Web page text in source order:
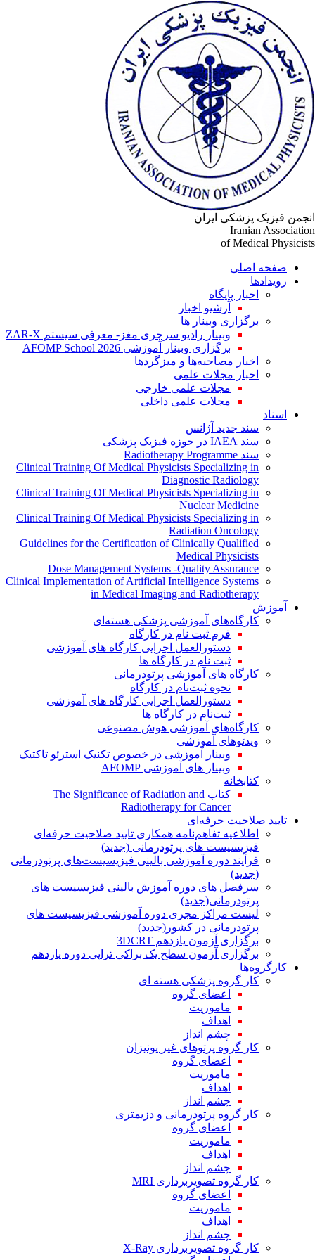
فیزیک پزشکی ایران
Iranian
of Medical
صفحه اصلی
رویدادها
اخبار پایگاه
آرشیو اخبار
برگزاری وبینار ها
وبینار رادیو سرجری مغز- معرفی سیستم ZAR-X
برگزاری وبینار آموزشی AFOMP School 2026
اخبار مصاحبه‌ها و میزگردها
اخبار مجلات علمی
مجلات علمی خارجی
مجلات علمی داخلی
اسناد
سند جدید آژانس
سند IAEA در حوزه فیزیک پزشکی
سند Radiotherapy Programme
Clinical Training Of Medical Physicists Specializing in
Diagnostic Radiology
Clinical Training Of Medical Physicists Specializing in
Nuclear Medicine
Clinical Training Of Medical Physicists Specializing in
Radiation Oncology
Guidelines for the Certification of Clinically Qualified
Medical Physicists
Dose Management Systems -Quality Assurance
Clinical Implementation of Artificial Intelligence Systems
in Medical Imaging and Radiotherapy
آموزش
کارگاه‌های آموزشی پزشکی هسته‌ای
فرم ثبت نام در کارگاه
دستورالعمل اجرایی کارگاه های آموزشی
ثبت نام در کارگاه ها
کارگاه های آموزشی پرتودرمانی
نحوه ثبت‌نام در کارگاه
دستورالعمل اجرایی کارگاه های آموزشی
ثبت‌نام در کارگاه ها
کارگاه‌های آموزشی هوش مصنوعی
ویدئوهای آموزشی
وبینار آموزشی در خصوص تکنیک استرئو تاکتیک
وبینار های آموزشی AFOMP
کتابخانه
کتاب The Significance of Radiation and
Radiotherapy for Cancer
تایید صلاحیت حرفه‌ای
اطلاعیه تفاهم‌نامه همکاری تایید صلاحیت حرفه‌ای
فیزیسیست های پرتودرمانی (جدید)
فرآیند دوره آموزشی بالینی فیزیسیست‌های پرتودرمانی
(جدید)
سرفصل های دوره آموزش بالینی فیزیسیست های
پرتودرمانی(جدید)
لیست مراکز مجری دوره آموزشی فیزیسیست های
پرتودرمانی در کشور(جدید)
برگزاری آزمون یازدهم 3DCRT
برگزاری آزمون سطح یک براکی تراپی دوره یازدهم
کارگروه‌ها
کار گروه پزشکی هسته ای
اعضای گروه
ماموریت
اهداف
چشم انداز
کار گروه پرتوهای غیر یونیزان
اعضای گروه
ماموریت
اهداف
چشم انداز
کار گروه پرتودرمانی و دزیمتری
اعضای گروه
ماموریت
اهداف
چشم انداز
کار گروه تصویربرداری MRI
اعضای گروه
ماموریت
اهداف
چشم انداز
کار گروه تصویربرداری X-Ray